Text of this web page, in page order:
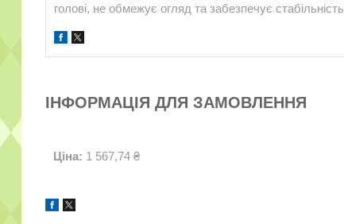
голові, не обмежує огляд та забезпечує
ІНФОРМАЦІЯ ДЛЯ ЗАМОВЛЕННЯ
Ціна: 1 567,74 ₴